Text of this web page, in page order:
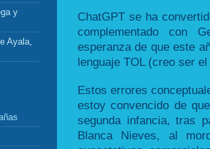
y
Ayala,
ChatGPT se ha
complementado con
esperanza de que este
lenguaje TOL (creo ser
Estos errores
estoy convencido de
segunda infancia, tras
Blanca Nieves, al